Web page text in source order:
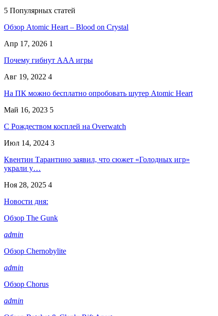
5 Популярных статей
Обзор Atomic Heart – Blood on Crystal
Апр 17, 2026 1
Почему гибнут AAA игры
Авг 19, 2022 4
На ПК можно бесплатно опробовать шутер Atomic Heart
Май 16, 2023 5
С Рождеством косплей на Overwatch
Июл 14, 2024 3
Квентин Тарантино заявил, что сюжет «Голодных игр»
украли у…
Ноя 28, 2025 4
Новости дня:
Обзор The Gunk
admin
Обзор Chernobylite
admin
Обзор Chorus
admin